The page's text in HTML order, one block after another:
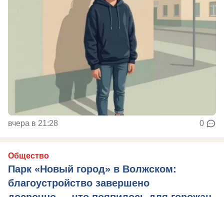
вчера в 21:28 0
Общество
Парк «Новый город» в Волжском:
благоустройство завершено